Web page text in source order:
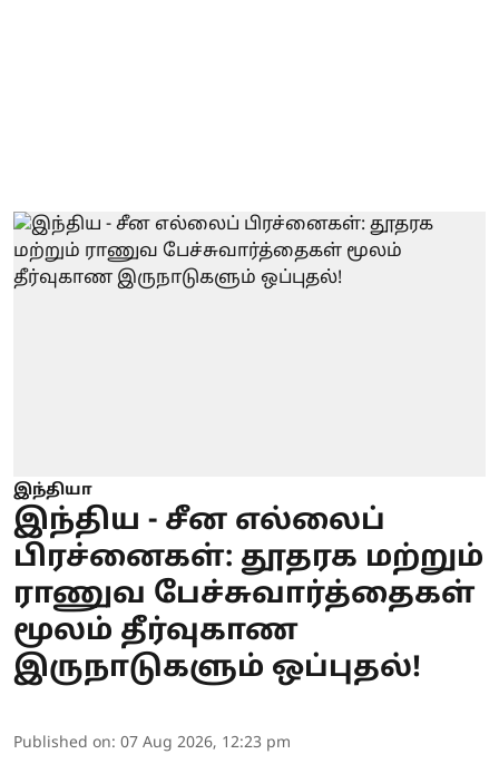
இந்தியா
இந்திய - சீன எல்லைப்
பிரச்னைகள்: தூதரக மற்றும்
ராணுவ பேச்சுவார்த்தைகள்
மூலம் தீர்வுகாண
இருநாடுகளும் ஒப்புதல்!
Published on: 07 Aug 2026, 12:23 pm